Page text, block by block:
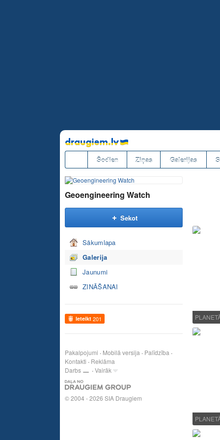
Pāriet
uz
saturu
Šodien Ziņas Galerijas
Geoengineering Watch
Sekot
Sākumlapa
Galerija
Jaunumi
ZINĀŠANAI
Ieteikt 201
Pakalpojumi Mobilā versija
Palīdzība
Kontakti
Reklāma
Darbs
Vairāk
© 2004 - 2026 SIA Draugiem